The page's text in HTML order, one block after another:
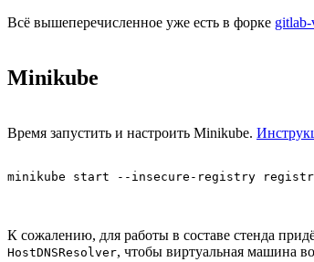
Всё вышеперечисленное уже есть в форке
Minikube
Время запустить и настроить Minikube.
minikube start --insecure-registry
К сожалению, для работы в составе стенда
HostDNSResolver, чтобы виртуальная машина